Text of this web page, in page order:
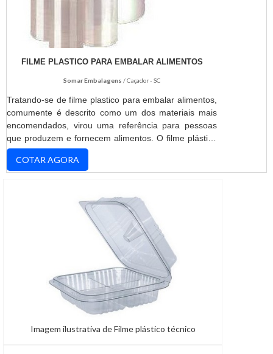
FILME PLASTICO PARA EMBALAR ALIMENTOS
Somar Embalagens / Caçador - SC
Tratando-se de filme plastico para embalar alimentos,
comumente é descrito como um dos materiais mais
encomendados, virou uma referência para pessoas
que produzem e fornecem alimentos. O filme plástico
para embalagem é resistente e bonita pela
transparência e alto brilho é produzido em:Polietileno
INFORMAÇÕES RELEVANTES SOBRE O
PRODUTOTem o int...
COTAR AGORA
Imagem ilustrativa de Filme plástico técnico